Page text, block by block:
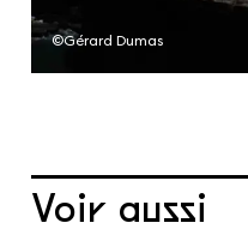
©Gérard Dumas
Voir aussi